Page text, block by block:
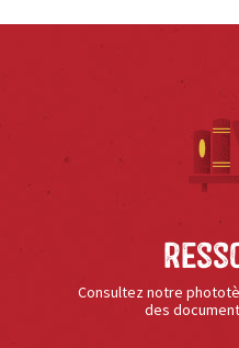
Consultez notre
des